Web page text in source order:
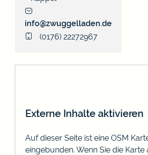
info@zwuggelladen.de
(0176) 22272967
Externe Inhalte aktivieren
Auf dieser Seite ist eine OSM
eingebunden. Wenn Sie die Karte